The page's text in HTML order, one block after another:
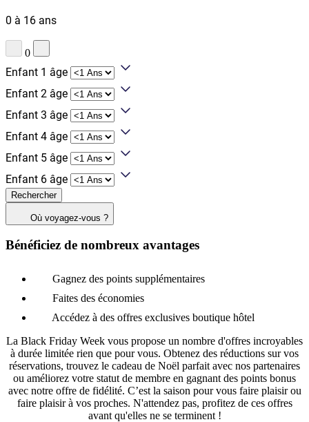
0 à 16 ans
0
Enfant 1 âge
Enfant 2 âge
Enfant 3 âge
Enfant 4 âge
Enfant 5 âge
Enfant 6 âge
Rechercher
Où voyagez-vous ?
Bénéficiez de nombreux avantages
Gagnez des points supplémentaires
Faites des économies
Accédez à des offres exclusives boutique hôtel
La Black Friday Week vous propose un nombre d'offres incroyables
à durée limitée rien que pour vous. Obtenez des réductions sur vos
réservations, trouvez le cadeau de Noël parfait avec nos partenaires
ou améliorez votre statut de membre en gagnant des points bonus
avec notre offre de fidélité. C’est la saison pour vous faire plaisir ou
faire plaisir à vos proches. N'attendez pas, profitez de ces offres
avant qu'elles ne se terminent !